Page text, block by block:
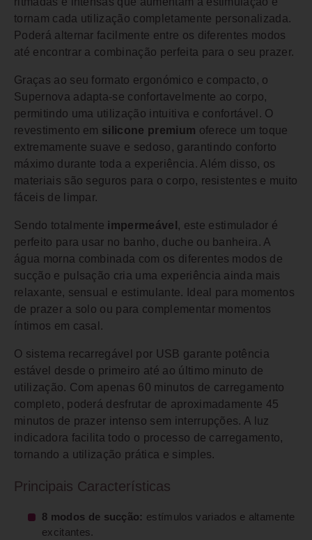
tornam cada utilização completamente personalizada.
Poderá alternar facilmente entre os diferentes modos
até encontrar a combinação perfeita para o seu prazer.
Graças ao seu formato ergonómico e compacto, o
Supernova adapta-se confortavelmente ao corpo,
permitindo uma utilização intuitiva e confortável. O
revestimento em silicone premium oferece um toque
extremamente suave e sedoso, garantindo conforto
máximo durante toda a experiência. Além disso, os
materiais são seguros para o corpo, resistentes e muito
fáceis de limpar.
Sendo totalmente impermeável , este estimulador é
perfeito para usar no banho, duche ou banheira. A
água morna combinada com os diferentes modos de
sucção e pulsação cria uma experiência ainda mais
relaxante, sensual e estimulante. Ideal para momentos
de prazer a solo ou para complementar momentos
íntimos em casal.
O sistema recarregável por USB garante potência
estável desde o primeiro até ao último minuto de
utilização. Com apenas 60 minutos de carregamento
completo, poderá desfrutar de aproximadamente 45
minutos de prazer intenso sem interrupções. A luz
indicadora facilita todo o processo de carregamento,
tornando a utilização prática e simples.
Principais Características
8 modos de sucção: estímulos variados e altamente
excitantes.